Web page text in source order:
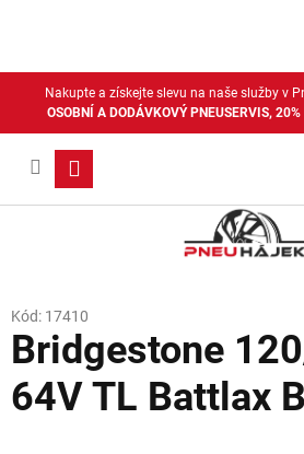
Nakupte a získejte slevu na naše služby v
OSOBNÍ A DODÁVKOVÝ PNEUSERVIS,
Bridgestone
64V TL Battlax
Kód: 17410